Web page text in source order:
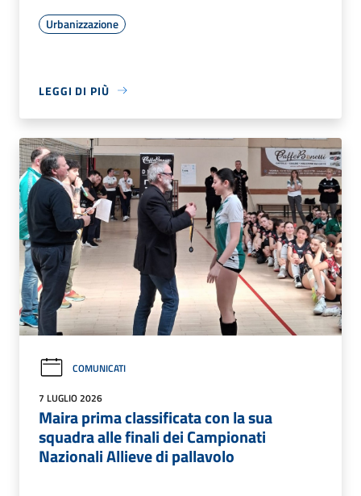
Urbanizzazione
LEGGI DI PIÙ
COMUNICATI
7 LUGLIO 2026
Maira prima classificata con la sua
squadra alle finali dei Campionati
Nazionali Allieve di pallavolo